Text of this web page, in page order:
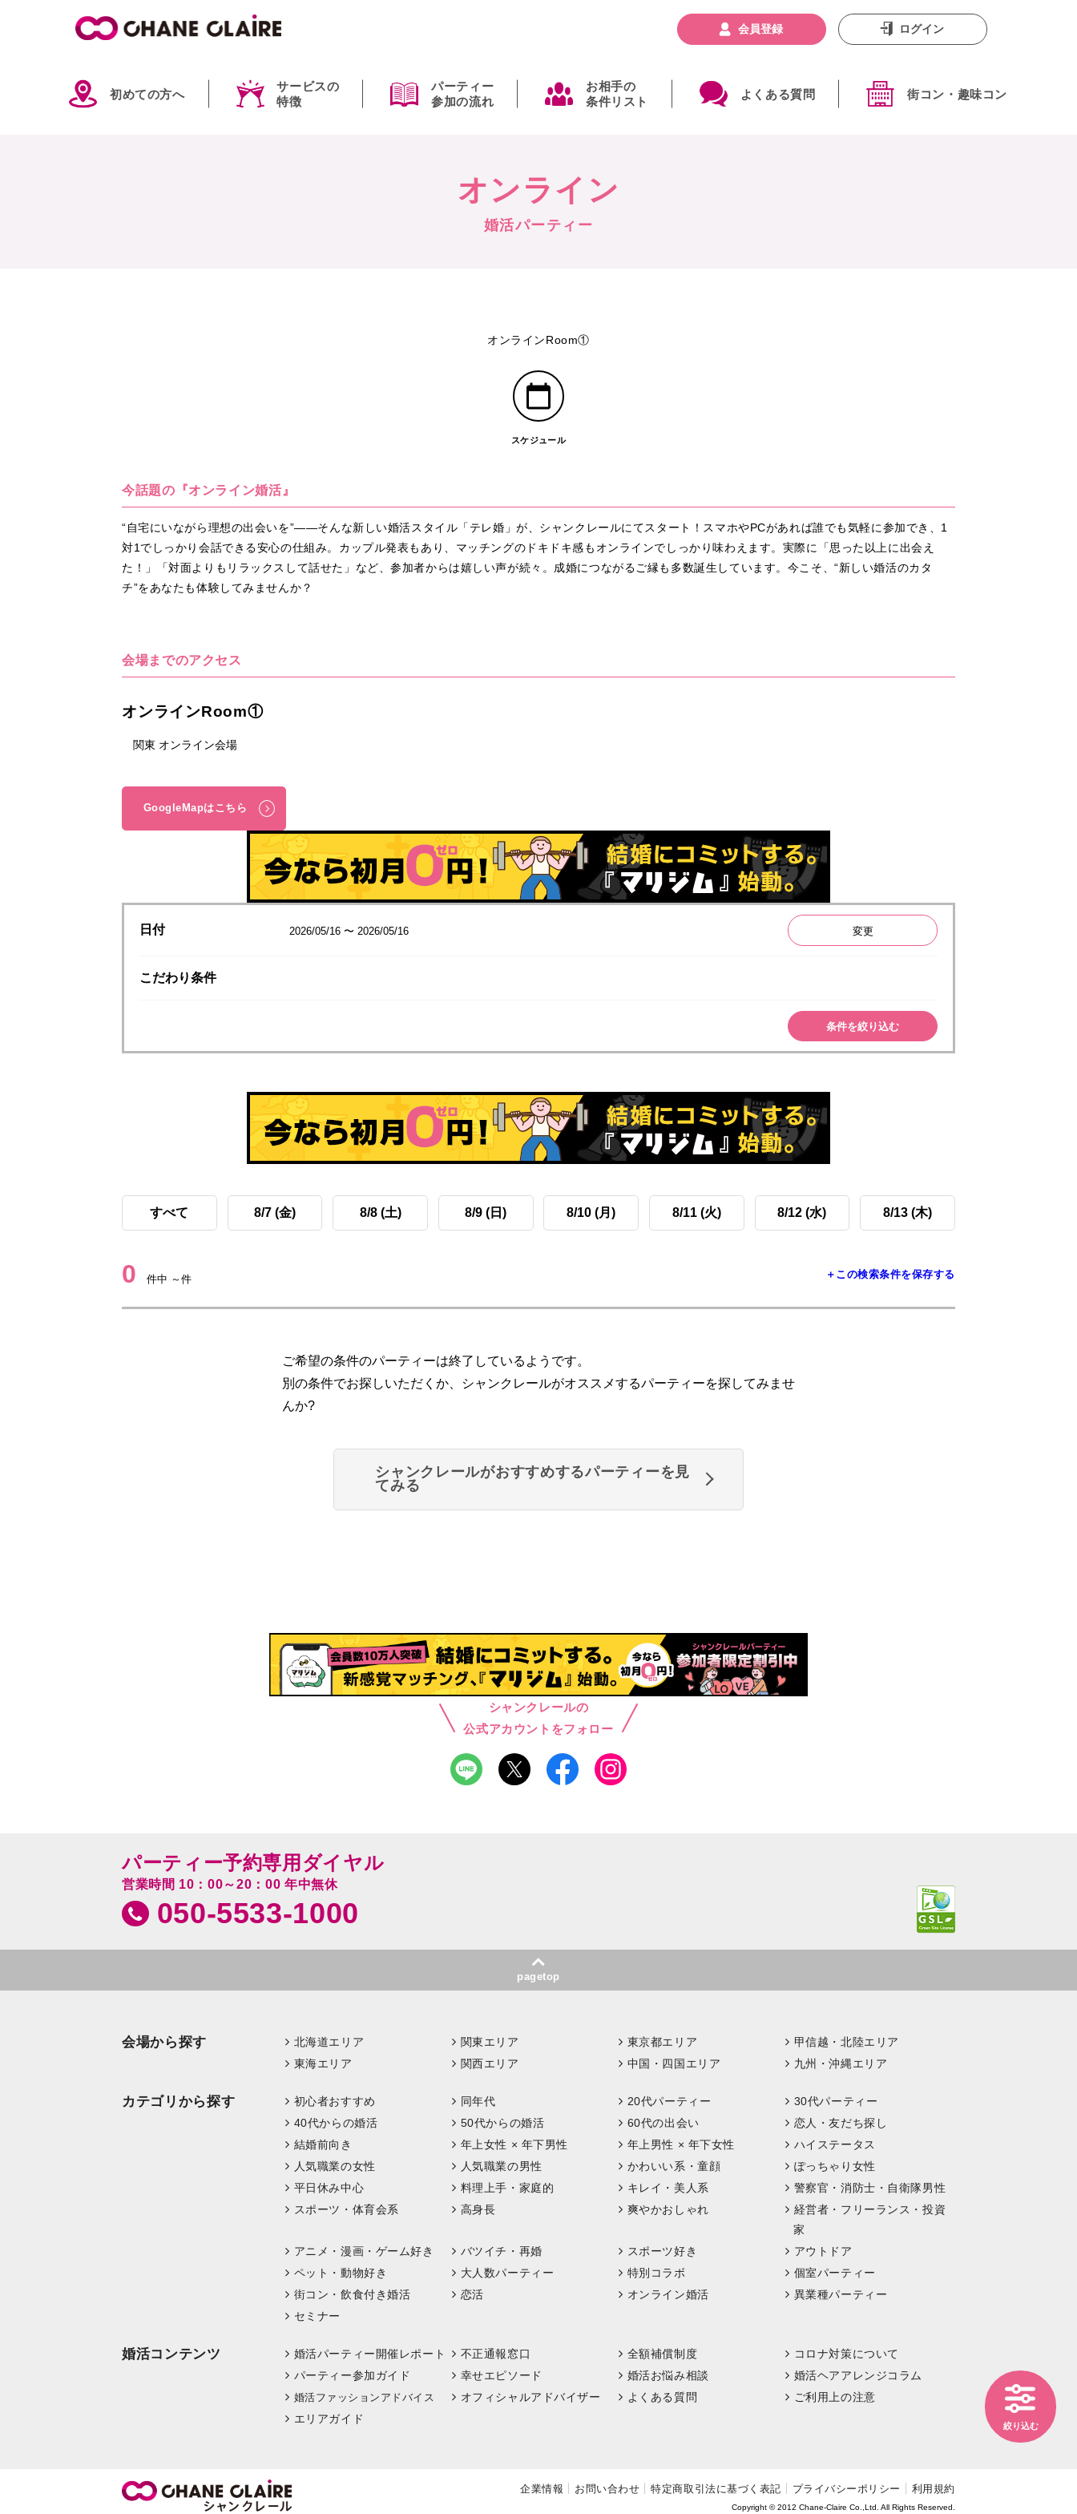
初めての方へ
サービスの
特徴
パーティー
参加の流れ
お相手の
条件リスト
よくある質問 街コン・趣味コン
会員登録 ログイン
オンライン
婚活パーティー
オンラインRoom①
スケジュール
今話題の『オンライン婚活』
“自宅にいながら理想の出会いを”――そんな新しい婚活スタイル「テレ婚」が、シャンクレールにてスタート！スマホやPCがあれば誰でも気軽に参加でき、1
対1でしっかり会話できる安心の仕組み。カップル発表もあり、マッチングのドキドキ感もオンラインでしっかり味わえます。実際に「思った以上に出会え
た！」「対面よりもリラックスして話せた」など、参加者からは嬉しい声が続々。成婚につながるご縁も多数誕生しています。今こそ、“新しい婚活のカタ
チ”をあなたも体験してみませんか？
会場までのアクセス
オンラインRoom①
関東 オンライン会場
GoogleMapはこちら
日付 2026/05/16 〜 2026/05/16 変更
こだわり条件
条件を絞り込む
すべて 8/7 (金) 8/8 (土) 8/9 (日) 8/10 (月) 8/11 (火) 8/12 (水) 8/13 (木)
0 件中 ～件 ＋この検索条件を保存する
ご希望の条件のパーティーは終了しているようです。
別の条件でお探しいただくか、シャンクレールがオススメするパーティーを探してみませ
んか?
シャンクレールがおすすめするパーティーを見
てみる
シャンクレールの
公式アカウントをフォロー
絞り込む
パーティー予約専用ダイヤル
営業時間 10：00～20：00 年中無休
050-5533-1000
pagetop
会場から探す 北海道エリア 関東エリア 東京都エリア
甲信越・北陸エリア
東海エリア
関西エリア 中国・四国エリア 九州・沖縄エリア
カテゴリから探す 初心者おすすめ 同年代 20代パーティー
30代パーティー
40代からの婚活
50代からの婚活 60代の出会い
恋人・友だち探し
結婚前向き
年上女性 × 年下男性 年上男性 × 年下女性
ハイステータス
人気職業の女性
人気職業の男性 かわいい系・童顔
ぽっちゃり女性
平日休み中心
料理上手・家庭的 キレイ・美人系
警察官・消防士・自衛隊男性
スポーツ・体育会系
高身長 爽やかおしゃれ
経営者・フリーランス・投資
家
アニメ・漫画・ゲーム好き
バツイチ・再婚 スポーツ好き
アウトドア
ペット・動物好き
大人数パーティー 特別コラボ
個室パーティー
街コン・飲食付き婚活
恋活 オンライン婚活
異業種パーティー
セミナー
婚活コンテンツ 婚活パーティー開催レポート 不正通報窓口 全額補償制度
コロナ対策について
パーティー参加ガイド
幸せエピソード 婚活お悩み相談 婚活ヘアアレンジコラム
婚活ファッションアドバイス オフィシャルアドバイザー よくある質問
ご利用上の注意
エリアガイド
企業情報 お問い合わせ 特定商取引法に基づく表記 プライバシーポリシー 利用規約
Copyright © 2012 Chane-Claire Co.,Ltd. All Rights Reserved.